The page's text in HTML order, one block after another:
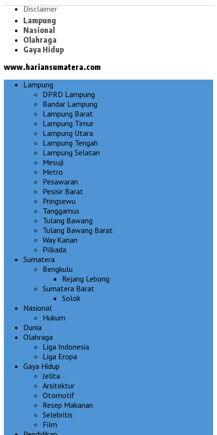
Disclaimer
Lampung
Nasional
Olahraga
Gaya Hidup
www.hariansumatera.com
Lampung
DPRD Lampung
Bandar Lampung
Lampung Barat
Lampung Timur
Lampung Utara
Lampung Tengah
Lampung Selatan
Mesuji
Metro
Pesawaran
Pesisir Barat
Pringsewu
Tanggamus
Tulang Bawang
Tulang Bawang Barat
Way Kanan
Pilkada
Sumatera
Bengkulu
Rejang Lebong
Sumatera Barat
Solok
Nasional
Hukum
Dunia
Olahraga
Liga Indonesia
Liga Eropa
Gaya Hidup
Jelita
Arsitektur
Otomotif
Resep Makanan
Selebritis
Film